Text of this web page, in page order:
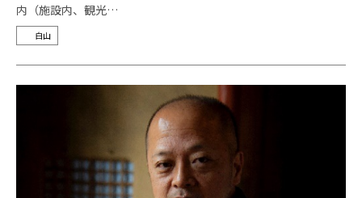
内（施設内、観光…
白山